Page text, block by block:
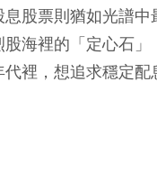
股票則猶如光譜
海裡的「定心石」
裡，想追求穩定配